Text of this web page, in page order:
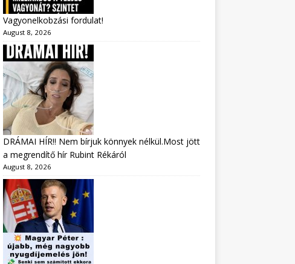
Vagyonelkobzási fordulat!
August 8, 2026
DRÁMAI HÍR!! Nem bírjuk könnyek nélkül.Most jött
a megrendítő hír Rubint Rékáról
August 8, 2026